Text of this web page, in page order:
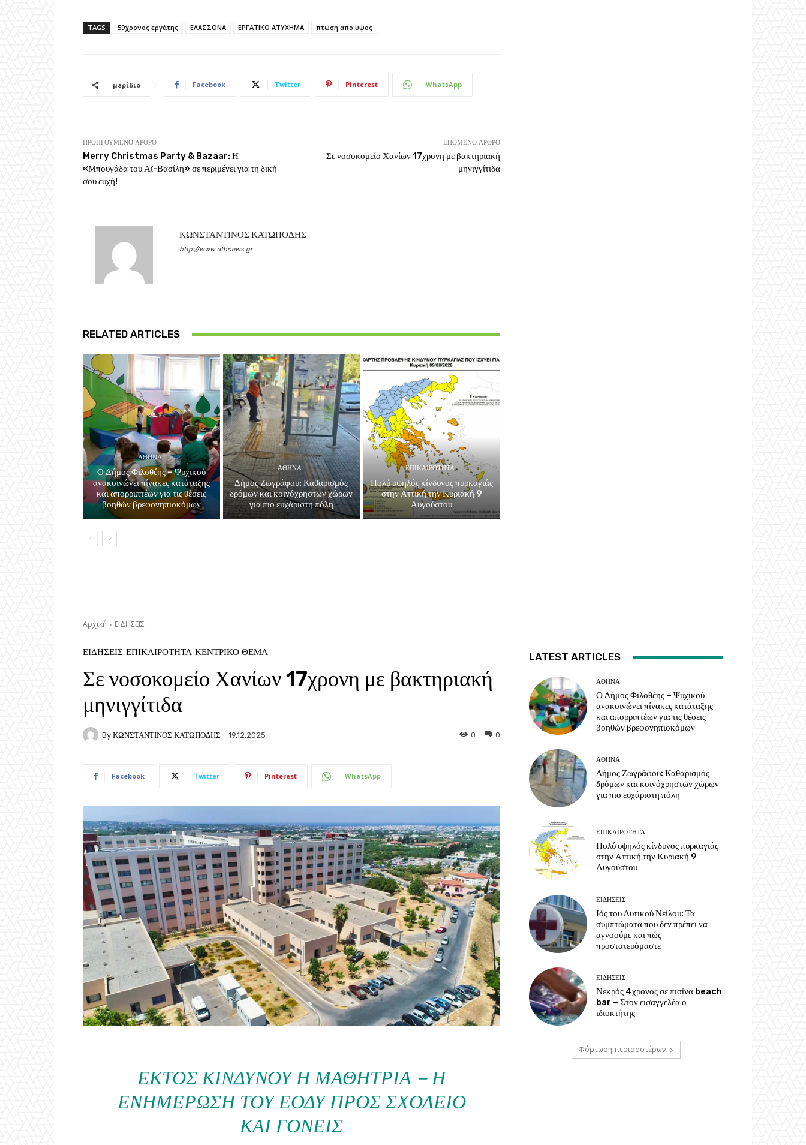
TAGS 59χρονος εργάτης ΕΛΑΣΣΟΝΑ ΕΡΓΑΤΙΚΟ ΑΤΥΧΗΜΑ πτώση από ύψος
μερίδιο Facebook Twitter Pinterest WhatsApp
ΠΡΟΗΓΟΎΜΕΝΟ ΆΡΘΡΟ
Merry Christmas Party & Bazaar: Η
«Μπουγάδα του Αϊ-Βασίλη» σε περιμένει για τη δική
σου ευχή!
ΕΠΌΜΕΝΟ ΆΡΘΡΟ
Σε νοσοκομείο Χανίων 17χρονη με βακτηριακή
μηνιγγίτιδα
ΚΩΝΣΤΑΝΤΙΝΟΣ ΚΑΤΩΠΟΔΗΣ
http://www.athnews.gr
RELATED ARTICLES
ΑΘΗΝΑ
Ο Δήμος Φιλοθέης – Ψυχικού
ανακοινώνει πίνακες κατάταξης
και απορριπτέων για τις θέσεις
βοηθών βρεφονηπιοκόμων
ΑΘΗΝΑ
Δήμος Ζωγράφου: Καθαρισμός
δρόμων και κοινόχρηστων χώρων
για πιο ευχάριστη πόλη
ΕΠΙΚΑΙΡΟΤΗΤΑ
Πολύ υψηλός κίνδυνος πυρκαγιάς
στην Αττική την Κυριακή 9
Αυγούστου